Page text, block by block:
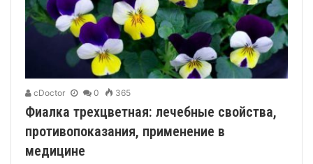
cDoctor 0 365
Фиалка трехцветная: лечебные свойства,
противопоказания, применение в
медицине